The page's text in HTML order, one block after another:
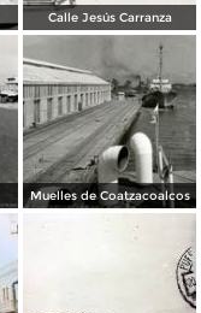
Calle Jesús Carranza
Muelles de Coatzacoalcos